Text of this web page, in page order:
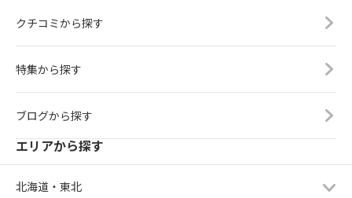
クチコミから探す
特集から探す
ブログから探す
エリアから探す
北海道・東北